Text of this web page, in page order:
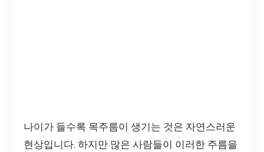
나이가 들수록 목주름이 생기는 것은 자연스러운
현상입니다. 하지만 많은 사람들이 이러한 주름을